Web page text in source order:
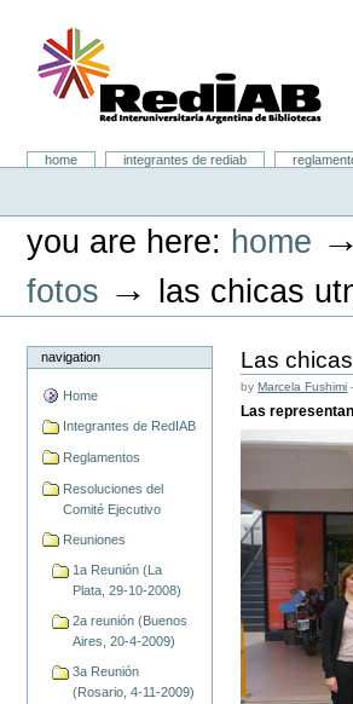
content.
Portal RedIAB
Sectionshome integrantes de rediab
you are here: home →
fotos → las chicas
navigation
Home
Integrantes de RedIAB
Reglamentos
Resoluciones del
Comité Ejecutivo
Reuniones
1a Reunión (La
Plata, 29-10-2008)
2a reunión (Buenos
Aires, 20-4-2009)
3a Reunión
(Rosario, 4-11-2009)
Las
by Marcela Fushimi
Las